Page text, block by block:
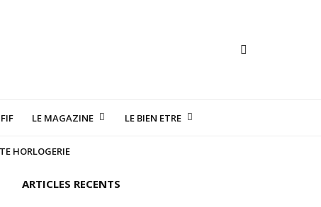
LE MAGAZINE LE BIEN ETRE
HORLOGERIE
ARTICLES RECENTS